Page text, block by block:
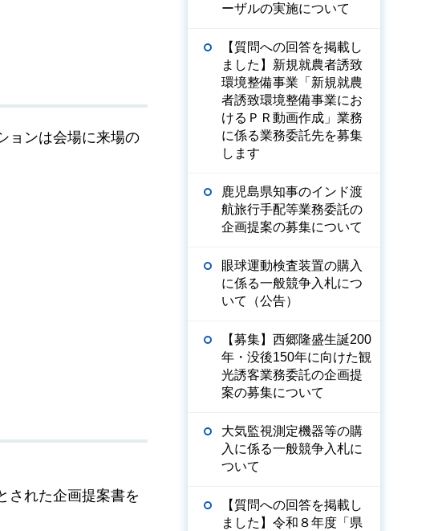
ョンは会場に来場の
された企画提案書を
ーザルの実施について
【質問への回答を掲載し
ました】新規就農者誘致
環境整備事業「新規就農
者誘致環境整備事業にお
けるＰＲ動画作成」業務
に係る業務委託先を募集
します
鹿児島県知事のインド渡
航旅行手配等業務委託の
企画提案の募集について
眼球運動検査装置の購入
に係る一般競争入札につ
いて（公告）
【募集】西郷隆盛生誕200
年・没後150年に向けた観
光誘客業務委託の企画提
案の募集について
大気監視測定機器等の購
入に係る一般競争入札に
ついて
【質問への回答を掲載し
ました】令和８年度「県